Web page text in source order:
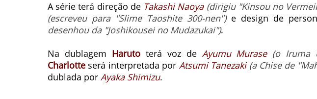
A série terá direção de Takashi Naoya (dirigiu "Kinsou no
(escreveu para "Slime Taoshite 300-nen")e design de
desenhou da "Joshikousei no Mudazukai").
Na dublagem Harutoterá voz de Ayumu Murase (o Iruma
Charlotte será interpretada por Atsumi Tanezaki (a Chise de
dublada por Ayaka Shimizu.